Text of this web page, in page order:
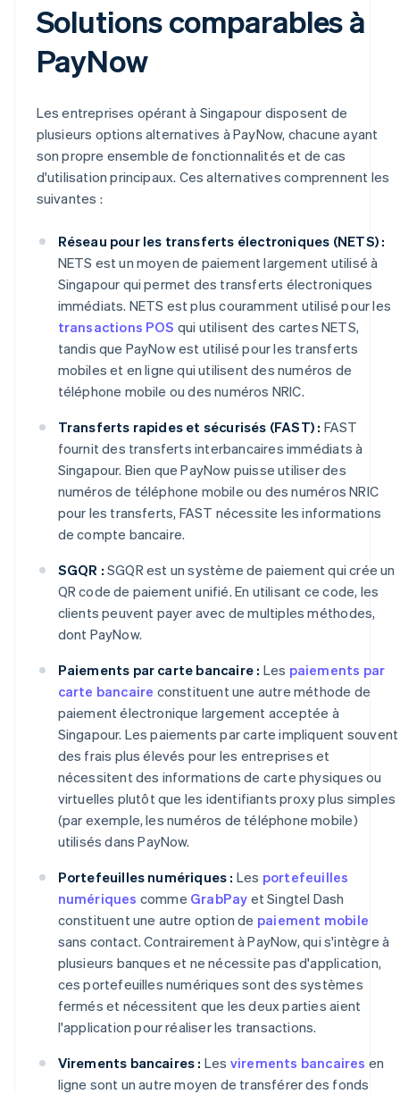
Solutions comparables à
PayNow
Les entreprises opérant à Singapour disposent de
plusieurs options alternatives à PayNow, chacune ayant
son propre ensemble de fonctionnalités et de cas
d'utilisation principaux. Ces alternatives comprennent les
suivantes :
Réseau pour les transferts électroniques (NETS) :
NETS est un moyen de paiement largement utilisé à
Singapour qui permet des transferts électroniques
immédiats. NETS est plus couramment utilisé pour les
transactions POS qui utilisent des cartes NETS,
tandis que PayNow est utilisé pour les transferts
mobiles et en ligne qui utilisent des numéros de
téléphone mobile ou des numéros NRIC.
Transferts rapides et sécurisés (FAST) : FAST
fournit des transferts interbancaires immédiats à
Singapour. Bien que PayNow puisse utiliser des
numéros de téléphone mobile ou des numéros NRIC
pour les transferts, FAST nécessite les informations
de compte bancaire.
SGQR : SGQR est un système de paiement qui crée un
QR code de paiement unifié. En utilisant ce code, les
clients peuvent payer avec de multiples méthodes,
dont PayNow.
Paiements par carte bancaire : Les paiements par
carte bancaire constituent une autre méthode de
paiement électronique largement acceptée à
Singapour. Les paiements par carte impliquent souvent
des frais plus élevés pour les entreprises et
nécessitent des informations de carte physiques ou
virtuelles plutôt que les identifiants proxy plus simples
(par exemple, les numéros de téléphone mobile)
utilisés dans PayNow.
Portefeuilles numériques : Les portefeuilles
numériques comme GrabPay et Singtel Dash
constituent une autre option de paiement mobile
sans contact. Contrairement à PayNow, qui s'intègre à
plusieurs banques et ne nécessite pas d'application,
ces portefeuilles numériques sont des systèmes
fermés et nécessitent que les deux parties aient
l'application pour réaliser les transactions.
Virements bancaires : Les virements bancaires en
ligne sont un autre moyen de transférer des fonds